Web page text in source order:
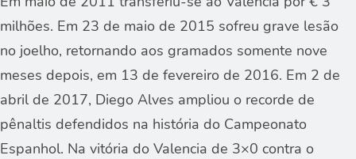
milhões. Em 23 de maio de 2015 sofreu grave lesão
no joelho, retornando aos gramados somente nove
meses depois, em 13 de fevereiro de 2016. Em 2 de
abril de 2017, Diego Alves ampliou o recorde de
pênaltis defendidos na história do Campeonato
Espanhol. Na vitória do Valencia de 3×0 contra o